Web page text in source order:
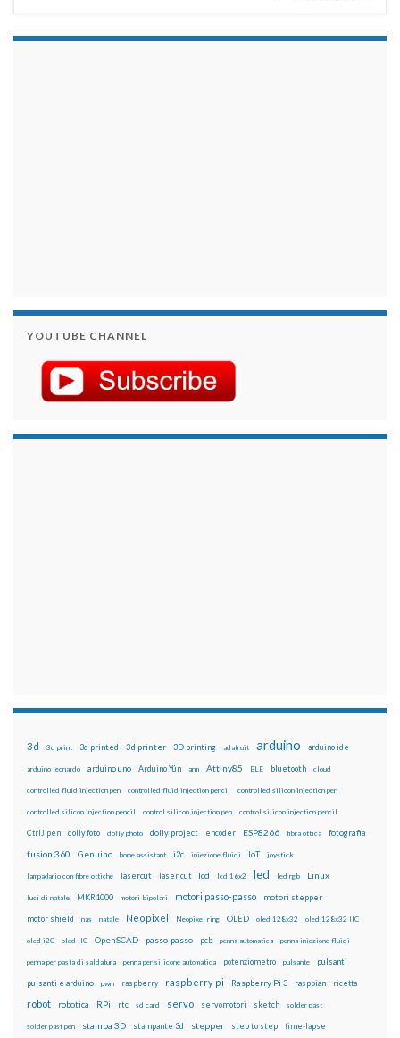
YOUTUBE CHANNEL
3d 3d print 3d printed 3d printer 3D printing adafruit arduino arduino ide
arduino leonardo arduino uno Arduino Yún arm Attiny85 BLE bluetooth cloud
controlled fluid injection pen controlled fluid injection pencil controlled silicon injection pen
controlled silicon injection pencil control silicon injection pen control silicon injection pencil
CtrlJ pen dolly foto dolly photo dolly project encoder ESP8266 fibra ottica fotografia
fusion 360 Genuino home assistant i2c iniezione fluidi IoT joystick
lampadario con fibre ottiche lasercut laser cut lcd lcd 16x2 led led rgb Linux
luci di natale MKR1000 motori bipolari motori passo-passo motori stepper
motor shield nas natale Neopixel Neopixel ring OLED oled 128x32 oled 128x32 IIC
oled i2C oled IIC OpenSCAD passo-passo pcb penna automatica penna iniezione fluidi
penna per pasta di saldatura penna per silicone automatica potenziometro pulsante pulsanti
pulsanti e arduino pwm raspberry raspberry pi Raspberry Pi 3 raspbian ricetta
robot robotica RPi rtc sd card servo servomotori sketch solder past
solder past pen stampa 3D stampante 3d stepper step to step time-lapse